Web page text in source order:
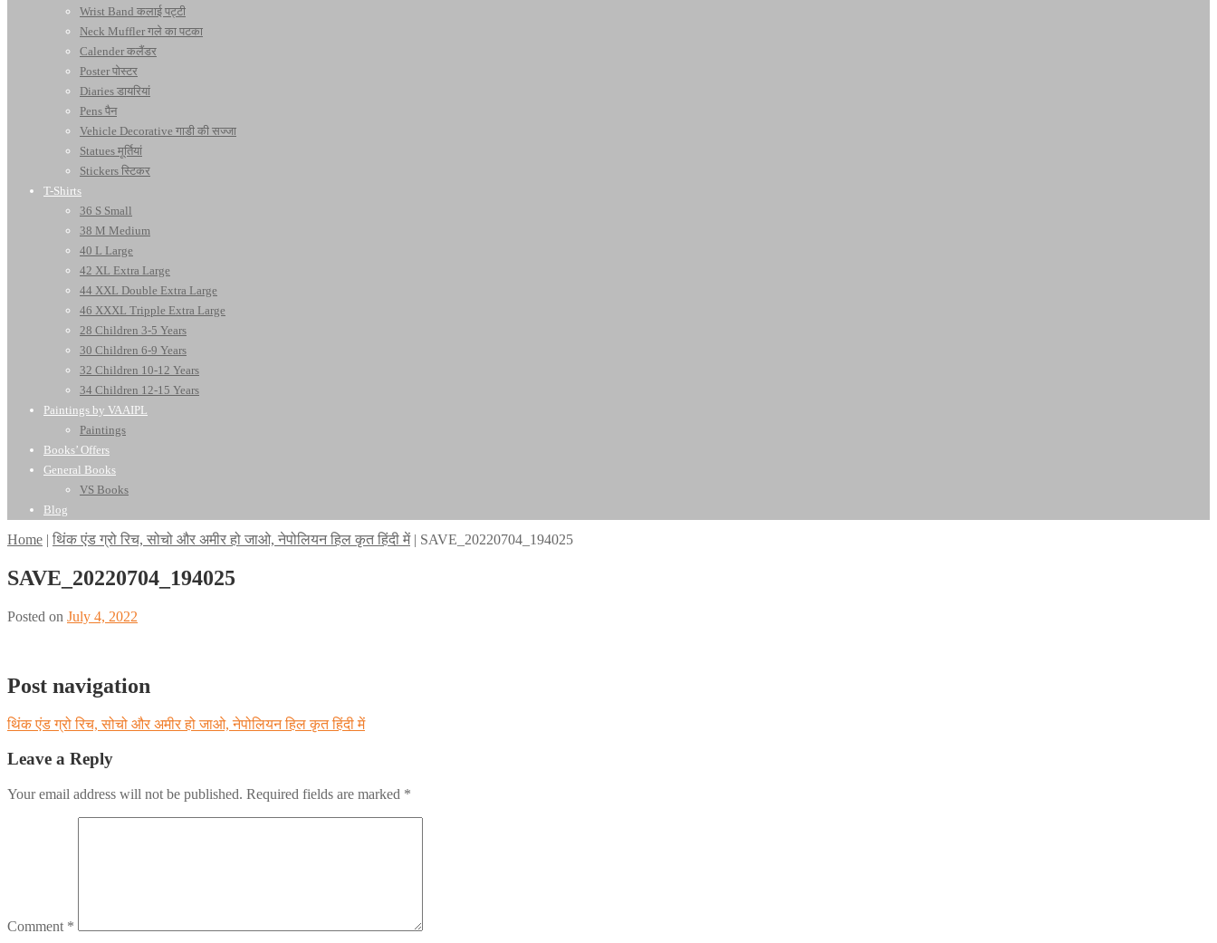
Wrist Band कलाई पट्टी
Neck Muffler गले का पटका
Calender कलैंडर
Poster पोस्टर
Diaries डायरियां
Pens पैन
Vehicle Decorative गाडी की सज्जा
Statues मूर्तियां
Stickers स्टिकर
T-Shirts
36 S Small
38 M Medium
40 L Large
42 XL Extra Large
44 XXL Double Extra Large
46 XXXL Tripple Extra Large
28 Children 3-5 Years
30 Children 6-9 Years
32 Children 10-12 Years
34 Children 12-15 Years
Paintings by VAAIPL
Paintings
Books’ Offers
General Books
VS Books
Blog
Home | थिंक एंड ग्रो रिच, सोचो और अमीर हो जाओ, नेपोलियन हिल कृत हिंदी में | SAVE_20220704_194025
SAVE_20220704_194025
Posted on July 4, 2022
Post navigation
थिंक एंड ग्रो रिच, सोचो और अमीर हो जाओ, नेपोलियन हिल कृत हिंदी में
Leave a Reply
Your email address will not be published. Required fields are marked *
Comment *